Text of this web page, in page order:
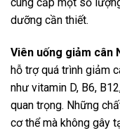
cung cấp một số
dưỡng cần thiết.
Viên uống giảm cân
hỗ trợ quá trình giảm
như vitamin D, B6,
quan trọng. Những
cơ thể mà không gây